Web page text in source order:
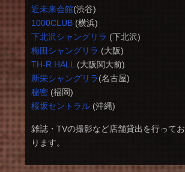
近未来会館(渋谷)
1000CLUB(横浜)
下北沢シャングリラ (下北沢)
梅田シャングリラ (大阪)
TH-R HALL (大阪関大前)
新栄シャングリラ(名古屋)
秘密(福岡)
桜坂セントラル(沖縄)
雑誌・TVの撮影など店舗貸出を行ってお
ります。